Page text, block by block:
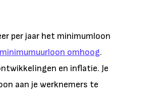
per jaar het minimumloon
minimumuurloon omhoog.
en inflatie. Je
aan je werknemers te